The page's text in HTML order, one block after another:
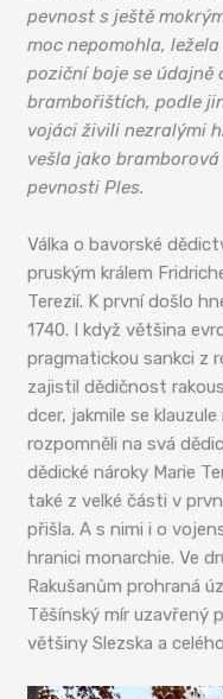
pevnost s ještě
moc nepomohla,
poziční boje se údajně
brambořištích, podle
vojáci živili nezralými
vešla jako
pevnosti Ples.
Válka o bavorské
pruským králem
Terezií. K první došlo
1740. I když většina
pragmatickou sankci z
zajistil dědičnost
dcer, jakmile se
rozpomněli na svá
dědické nároky Marie
také z velké části v
přišla. A s nimi i o
hranici monarchie. Ve
Rakušanům prohraná
Těšínský mír uzavřený
většiny Slezska a